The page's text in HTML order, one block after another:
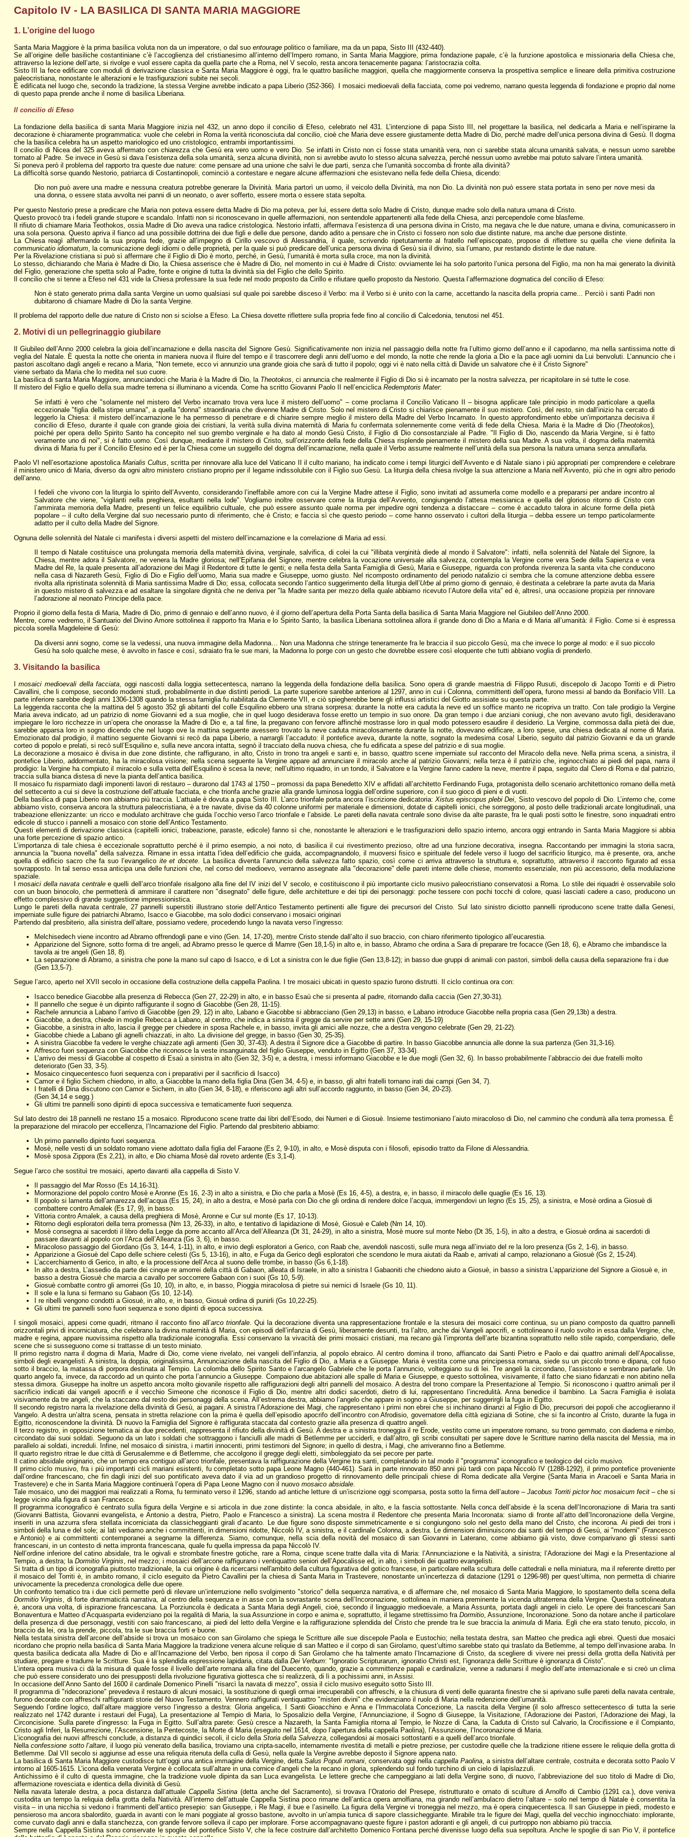
Capitolo IV - LA BASILICA DI SANTA MARIA MAGGIORE
1. L’origine del luogo
Santa Maria Maggiore è la prima basilica voluta non da un imperatore, o dal suo entouragepolitico o familiare, ma da un papa, Sisto III (432-440).
Se all’origine delle basiliche costantiniane c’è l’accoglienza del cristianesimo all’interno dell’Impero romano, in Santa Maria Maggiore, prima fondazione papale, c’è la funzione apostolica e missionaria della Chiesa che,
attraverso la lezione dell’arte, si rivolge e vuol essere capita da quella parte che a Roma, nel V secolo, resta ancora tenacemente pagana: l’aristocrazia colta.
Sisto III la fece edificare con moduli di derivazione classica e Santa Maria Maggiore è oggi, fra le quattro basiliche maggiori, quella che maggiormente conserva la prospettiva semplice e lineare della primitiva costruzione
paleocristiana, nonostante le alterazioni e le trasfigurazioni subite nei secoli.
È edificata nel luogo che, secondo la tradizione, la stessa Vergine avrebbe indicato a papa Liberio (352-366). I mosaici medioevali della facciata, come poi vedremo, narrano questa leggenda di fondazione e proprio dal nome
di questo papa prende anche il nome di basilica Liberiana.
Il concilio di Efeso
La fondazione della basilica di santa Maria Maggiore inizia nel 432, un anno dopo il concilio di Efeso, celebrato nel 431. L’intenzione di papa Sisto III, nel progettare la basilica, nel dedicarla a Maria e nell’ispirarne la
decorazione è chiaramente programmatica: vuole che celebri in Roma la verità riconosciuta dal concilio, cioè che Maria deve essere giustamente detta Madre di Dio, perché madre dell’unica persona divina di Gesù. Il dogma
che la basilica celebra ha un aspetto mariologico ed uno cristologico, entrambi importantissimi.
Il concilio di Nicea del 325 aveva affermato con chiarezza che Gesù era vero uomo e vero Dio. Se infatti in Cristo non ci fosse stata umanità vera, non ci sarebbe stata alcuna umanità salvata, e nessun uomo sarebbe
tornato al Padre. Se invece in Gesù si dava l’esistenza della sola umanità, senza alcuna divinità, non si avrebbe avuto lo stesso alcuna salvezza, perché nessun uomo avrebbe mai potuto salvare l’intera umanità.
Si poneva però il problema del rapporto tra queste due nature: come pensare ad una unione che salvi le due parti, senza che l’umanità soccomba di fronte alla divinità?
La difficoltà sorse quando Nestorio, patriarca di Costantinopoli, cominciò a contestare e negare alcune affermazioni che esistevano nella fede della Chiesa, dicendo:
Dio non può avere una madre e nessuna creatura potrebbe generare la Divinità. Maria partorì un uomo, il veicolo della Divinità, ma non Dio. La divinità non può essere stata portata in seno per nove mesi da
una donna, o essere stata avvolta nei panni di un neonato, o aver sofferto, essere morta o essere stata sepolta.
Per questo Nestorio prese a predicare che Maria non poteva essere detta Madre di Dio ma poteva, per lui, essere detta solo Madre di Cristo, dunque madre solo della natura umana di Cristo.
Questo provocò tra i fedeli grande stupore e scandalo. Infatti non si riconoscevano in quelle affermazioni, non sentendole appartenenti alla fede della Chiesa, anzi percependole come blasfeme.
Il rifiuto di chiamare Maria Teothokos, ossia Madre di Dio aveva una radice cristologica. Nestorio infatti, affermava l’esistenza di una persona divina in Cristo, ma negava che le due nature, umana e divina, comunicassero in
una sola persona. Questo apriva il fianco ad una possibile dottrina dei due figli e delle due persone, dando adito a pensare che in Cristo ci fossero non solo due distinte nature, ma anche due persone distinte.
La Chiesa reagì affermando la sua propria fede, grazie all’impegno di Cirillo vescovo di Alessandria, il quale, scrivendo ripetutamente al fratello nell’episcopato, propose di riflettere su quella che viene definita la
communicatio idiomatum, la comunicazione degli idiomi o delle proprietà, per la quale si può predicare dell’unica persona divina di Gesù sia il divino, sia l’umano, pur restando distinte le due nature.
Per la Rivelazione cristiana si può sì affermare che il Figlio di Dio è morto, perché, in Gesù, l’umanità è morta sulla croce, ma non la divinità.
Lo stesso, dichiarando che Maria è Madre di Dio, la Chiesa asserisce che è Madre di Dio, nel momento in cui è Madre di Cristo: ovviamente lei ha solo partorito l’unica persona del Figlio, ma non ha mai generato la divinità
del Figlio, generazione che spetta solo al Padre, fonte e origine di tutta la divinità sia del Figlio che dello Spirito.
Il concilio che si tenne a Efeso nel 431 vide la Chiesa professare la sua fede nel modo proposto da Cirillo e rifiutare quello proposto da Nestorio. Questa l’affermazione dogmatica del concilio di Efeso:
Non è stato generato prima dalla santa Vergine un uomo qualsiasi sul quale poi sarebbe disceso il Verbo: ma il Verbo si è unito con la carne, accettando la nascita della propria carne... Perciò i santi Padri non
dubitarono di chiamare Madre di Dio la santa Vergine.
Il problema del rapporto delle due nature di Cristo non si sciolse a Efeso. La Chiesa dovette riflettere sulla propria fede fino al concilio di Calcedonia, tenutosi nel 451.
2. Motivi di un pellegrinaggio giubilare
Il Giubileo dell’Anno 2000 celebra la gioia dell’incarnazione e della nascita del Signore Gesù. Significativamente non inizia nel passaggio della notte fra l’ultimo giorno dell’anno e il capodanno, ma nella santissima notte di
veglia del Natale. È questa la notte che orienta in maniera nuova il fluire del tempo e il trascorrere degli anni dell’uomo e del mondo, la notte che rende la gloria a Dio e la pace agli uomini da Lui benvoluti. L’annuncio che i
pastori ascoltano dagli angeli e recano a Maria, "Non temete, ecco vi annunzio una grande gioia che sarà di tutto il popolo; oggi vi è nato nella città di Davide un salvatore che è il Cristo Signore"
viene serbato da Maria che lo medita nel suo cuore.
La basilica di santa Maria Maggiore, annunciandoci che Maria è la Madre di Dio, la Theotokos, ci annuncia che realmente il Figlio di Dio si è incarnato per la nostra salvezza, per ricapitolare in sé tutte le cose.
Il mistero del Figlio e quello della sua madre terrena si illuminano a vicenda. Come ha scritto Giovanni Paolo II nell’enciclica Redemptoris Mater:
Se infatti è vero che "solamente nel mistero del Verbo incarnato trova vera luce il mistero dell’uomo" – come proclama il Concilio Vaticano II – bisogna applicare tale principio in modo particolare a quella
eccezionale "figlia della stirpe umana", a quella "donna" straordinaria che divenne Madre di Cristo. Solo nel mistero di Cristo si chiarisce pienamente il suo mistero. Così, del resto, sin dall’inizio ha cercato di
leggerlo la Chiesa: il mistero dell’incarnazione le ha permesso di penetrare e di chiarire sempre meglio il mistero della Madre del Verbo Incarnato. In questo approfondimento ebbe un’importanza decisiva il
concilio di Efeso, durante il quale con grande gioia dei cristiani, la verità sulla divina maternità di Maria fu confermata solennemente come verità di fede della Chiesa. Maria è la Madre di Dio (Theotokos),
poiché per opera dello Spirito Santo ha concepito nel suo grembo verginale e ha dato al mondo Gesù Cristo, il Figlio di Dio consostanziale al Padre. "Il Figlio di Dio, nascendo da Maria Vergine, si è fatto
veramente uno di noi", si è fatto uomo. Così dunque, mediante il mistero di Cristo, sull’orizzonte della fede della Chiesa risplende pienamente il mistero della sua Madre. A sua volta, il dogma della maternità
divina di Maria fu per il Concilio Efesino ed è per la Chiesa come un suggello del dogma dell’incarnazione, nella quale il Verbo assume realmente nell’unità della sua persona la natura umana senza annullarla.
Paolo VI nell’esortazione apostolica Marialis Cultus, scritta per rinnovare alla luce del Vaticano II il culto mariano, ha indicato come i tempi liturgici dell’Avvento e di Natale siano i più appropriati per comprendere e celebrare
il ministero unico di Maria, diverso da ogni altro ministero cristiano proprio per il legame indissolubile con il Figlio suo Gesù. La liturgia della chiesa rivolge la sua attenzione a Maria nell’Avvento, più che in ogni altro periodo
dell’anno.
I fedeli che vivono con la liturgia lo spirito dell’Avvento, considerando l’ineffabile amore con cui la Vergine Madre attese il Figlio, sono invitati ad assumerla come modello e a prepararsi per andare incontro al
Salvatore che viene, "vigilanti nella preghiera, esultanti nella lode". Vogliamo inoltre osservare come la liturgia dell’Avvento, congiungendo l’attesa messianica e quella del glorioso ritorno di Cristo con
l’ammirata memoria della Madre, presenti un felice equilibrio cultuale, che può essere assunto quale norma per impedire ogni tendenza a distaccare – come è accaduto talora in alcune forme della pietà
popolare – il culto della Vergine dal suo necessario punto di riferimento, che è Cristo; e faccia sì che questo periodo – come hanno osservato i cultori della liturgia – debba essere un tempo particolarmente
adatto per il culto della Madre del Signore.
Ognuna delle solennità del Natale ci manifesta i diversi aspetti del mistero dell’incarnazione e la correlazione di Maria ad essi.
Il tempo di Natale costituisce una prolungata memoria della maternità divina, verginale, salvifica, di colei la cui "illibata verginità diede al mondo il Salvatore": infatti, nella solennità del Natale del Signore, la
Chiesa, mentre adora il Salvatore, ne venera la Madre gloriosa; nell’Epifania del Signore, mentre celebra la vocazione universale alla salvezza, contempla la Vergine come vera Sede della Sapienza e vera
Madre del Re, la quale presenta all’adorazione dei Magi il Redentore di tutte le genti; e nella festa della Santa Famiglia di Gesù, Maria e Giuseppe, riguarda con profonda riverenza la santa vita che conducono
nella casa di Nazareth Gesù, Figlio di Dio e Figlio dell’uomo, Maria sua madre e Giuseppe, uomo giusto. Nel ricomposto ordinamento del periodo natalizio ci sembra che la comune attenzione debba essere
rivolta alla ripristinata solennità di Maria santissima Madre di Dio; essa, collocata secondo l’antico suggerimento della liturgia dell’Urbeal primo giorno di gennaio, è destinata a celebrare la parte avuta da Maria
in questo mistero di salvezza e ad esaltare la singolare dignità che ne deriva per "la Madre santa per mezzo della quale abbiamo ricevuto l’Autore della vita" ed è, altresì, una occasione propizia per rinnovare
l’adorazione al neonato Principe della pace.
Proprio il giorno della festa di Maria, Madre di Dio, primo di gennaio e dell’anno nuovo, è il giorno dell’apertura della Porta Santa della basilica di Santa Maria Maggiore nel Giubileo dell’Anno 2000.
Mentre, come vedremo, il Santuario del Divino Amore sottolinea il rapporto fra Maria e lo Spirito Santo, la basilica Liberiana sottolinea allora il grande dono di Dio a Maria e di Maria all’umanità: il Figlio. Come si è espressa
piccola sorella Magdeleine di Gesù:
Da diversi anni sogno, come se la vedessi, una nuova immagine della Madonna… Non una Madonna che stringe teneramente fra le braccia il suo piccolo Gesù, ma che invece lo porge al modo: e il suo piccolo
Gesù ha solo qualche mese, è avvolto in fasce e così, sdraiato fra le sue mani, la Madonna lo porge con un gesto che dovrebbe essere così eloquente che tutti abbiano voglia di prenderlo.
3. Visitando la basilica
Imosaici medioevali della facciata , oggi nascosti dalla loggia settecentesca, narrano la leggenda della fondazione della basilica. Sono opera di grande maestria di Filippo Rusuti, discepolo di Jacopo Torriti e di Pietro
Cavallini, che li compose, secondo moderni studi, probabilmente in due distinti periodi. La parte superiore sarebbe anteriore al 1297, anno in cui i Colonna, committenti dell’opera, furono messi al bando da Bonifacio VIII. La
parte inferiore sarebbe degli anni 1306-1308 quando la stessa famiglia fu riabilitata da Clemente VII, e ciò spiegherebbe bene gli influssi artistici del Giotto assisiate su questa parte.
La leggenda racconta che la mattina del 5 agosto 352 gli abitanti del colle Esquilino ebbero una strana sorpresa: durante la notte era caduta la neve ed un soffice manto ne ricopriva un tratto. Con tale prodigio la Vergine
Maria aveva indicato, ad un patrizio di nome Giovanni ed a sua moglie, che in quel luogo desiderava fosse eretto un tempio in suo onore. Da gran tempo i due anziani coniugi, che non avevano avuto figli, desideravano
impiegare le loro ricchezze in un’opera che onorasse la Madre di Dio e, a tal fine, la pregavano con fervore affinché mostrasse loro in qual modo potessero esaudire il desiderio. La Vergine, commossa dalla pietà dei due,
sarebbe apparsa loro in sogno dicendo che nel luogo ove la mattina seguente avessero trovato la neve caduta miracolosamente durante la notte, dovevano edificare, a loro spese, una chiesa dedicata al nome di Maria.
Emozionato dal prodigio, il mattino seguente Giovanni si recò da papa Liberio, a narrargli l’accaduto: il pontefice aveva, durante la notte, sognato la medesima cosa! Liberio, seguito dal patrizio Giovanni e da un grande
corteo di popolo e prelati, si recò sull’Esquilino e, sulla neve ancora intatta, segnò il tracciato della nuova chiesa, che fu edificata a spese del patrizio e di sua moglie.
La decorazione a mosaico è divisa in due zone distinte, che raffigurano, in alto, Cristo in trono tra angeli e santi e, in basso, quattro scene imperniate sul racconto del Miracolo della neve. Nella prima scena, a sinistra, il
pontefice Liberio, addormentato, ha la miracolosa visione; nella scena seguente la Vergine appare ad annunciare il miracolo anche al patrizio Giovanni; nella terza è il patrizio che, inginocchiato ai piedi del papa, narra il
prodigio: la Vergine ha compiuto il miracolo e sulla vetta dell’Esquilino è scesa la neve; nell’ultimo riquadro, in un tondo, il Salvatore e la Vergine fanno cadere la neve, mentre il papa, seguito dal Clero di Roma e dal patrizio,
traccia sulla bianca distesa di neve la pianta dell’antica basilica.
Il mosaico fu risparmiato dagli imponenti lavori di restauro – durarono dal 1743 al 1750 – promossi da papa Benedetto XIV e affidati all’architetto Ferdinando Fuga, protagonista dello scenario architettonico romano della metà
del settecento a cui si deve la costruzione dell’attuale facciata, e che trionfa anche grazie alla grande luminosa loggia dell’ordine superiore, con il suo gioco di pieni e di vuoti.
Della basilica di papa Liberio non abbiamo più traccia. L’attuale è dovuta a papa Sisto III. L’arco trionfale porta ancora l’iscrizione dedicatoria: Xistus episcopus plebi Dei , Sisto vescovo del popolo di Dio. L’internoche, come
abbiamo visto, conserva ancora la struttura paleocristiana, è a tre navate, divise da 40 colonne uniformi per materiale e dimensioni, dotate di capitelli ionici, che sorreggono, al posto delle tradizionali arcate longitudinali, una
trabeazione ellenizzante: un ricco e modulato architrave che guida l’occhio verso l’arco trionfale e l’abside. Le pareti della navata centrale sono divise da alte paraste, fra le quali posti sotto le finestre, sono inquadrati entro
edicole di stucco i pannelli a mosaico con storie dell’Antico Testamento.
Questi elementi di derivazione classica (capitelli ionici, trabeazione, paraste, edicole) fanno sì che, nonostante le alterazioni e le trasfigurazioni dello spazio interno, ancora oggi entrando in Santa Maria Maggiore si abbia
una forte percezione di spazio antico.
L’importanza di tale chiesa è eccezionale soprattutto perché è il primo esempio, a noi noto, di basilica il cui rivestimento prezioso, oltre ad una funzione decorativa, insegna. Raccontando per immagini la storia sacra,
annuncia la "buona novella" della salvezza. Rimane in essa intatta l’idea dell’edificio che guida, accompagnandolo, il muoversi fisico e spirituale del fedele verso il luogo del sacrificio liturgico, ma è presente, ora, anche
quella di edificio sacro che fa suo l’evangelico ite et docete. La basilica diventa l’annuncio della salvezza fatto spazio, così come ci arriva attraverso la struttura e, soprattutto, attraverso il racconto figurato ad essa
sovrapposto. In tal senso essa anticipa una delle funzioni che, nel corso del medioevo, verranno assegnate alla "decorazione" delle pareti interne delle chiese, momento essenziale, non più accessorio, della modulazione
spaziale.
Imosaici della navata centralee quelli dell’arco trionfale risalgono alla fine del IV inizi del V secolo, e costituiscono il più importante ciclo musivo paleocristiano conservatosi a Roma. Lo stile dei riquadri è osservabile solo
con un buon binocolo, che permetterà di ammirare il carattere non "disegnato" delle figure, delle architetture e dei tipi dei personaggi: poche tessere con pochi tocchi di colore, quasi lasciati cadere a caso, producono un
effetto complessivo di grande suggestione impressionistica.
Lungo le pareti della navata centrale, 27 pannelli superstiti illustrano storie dell’Antico Testamento pertinenti alle figure dei precursori del Cristo. Sul lato sinistro diciotto pannelli riproducono scene tratte dalla Genesi,
imperniate sulle figure dei patriarchi Abramo, Isacco e Giacobbe, ma solo dodici conservano i mosaici originari
Partendo dal presbiterio, alla sinistra dell’altare, possiamo vedere, procedendo lungo la navata verso l’ingresso:
Melchisedech viene incontro ad Abramo offrendogli pane e vino (Gen. 14, 17-20), mentre Cristo stende dall’alto il suo braccio, con chiaro riferimento tipologico all’eucarestia.
Apparizione del Signore, sotto forma di tre angeli, ad Abramo presso le querce di Mamre (Gen 18,1-5) in alto e, in basso, Abramo che ordina a Sara di preparare tre focacce (Gen 18, 6), e Abramo che imbandisce la
tavola ai tre angeli (Gen 18, 8).
La separazione di Abramo, a sinistra che pone la mano sul capo di Isacco, e di Lot a sinistra con le due figlie (Gen 13,8-12); in basso due gruppi di animali con pastori, simboli della causa della separazione fra i due
(Gen 13,5-7).
Segue l’arco, aperto nel XVII secolo in occasione della costruzione della cappella Paolina. I tre mosaici ubicati in questo spazio furono distrutti. Il ciclo continua ora con:
Isacco benedice Giacobbe alla presenza di Rebecca (Gen 27, 22-29) in alto, e in basso Esaù che si presenta al padre, ritornando dalla caccia (Gen 27,30-31).
Il pannello che segue è un dipinto raffigurante il sogno di Giacobbe (Gen 28, 11-15).
Rachele annuncia a Labano l’arrivo di Giacobbe (gen 29, 12) in alto, Labano e Giacobbe si abbracciano (Gen 29,13) in basso, e Labano introduce Giacobbe nella propria casa (Gen 29,13b) a destra.
Giacobbe, a destra, chiede in moglie Rebecca a Labano, al centro, che indica a sinistra il gregge da servire per sette anni (Gen 29, 15-19)
Giacobbe, a sinistra in alto, lascia il gregge per chiedere in sposa Rachele e, in basso, invita gli amici alle nozze, che a destra vengono celebrate (Gen 29, 21-22).
Giacobbe chiede a Labano gli agnelli chiazzati, in alto. La divisione del gregge, in basso (Gen 30, 25-35).
A sinistra Giacobbe fa vedere le verghe chiazzate agli armenti (Gen 30, 37-43). A destra il Signore dice a Giacobbe di partire. In basso Giacobbe annuncia alle donne la sua partenza (Gen 31,3-16).
Affresco fuori sequenza con Giacobbe che riconosce la veste insanguinata del figlio Giuseppe, venduto in Egitto (Gen 37, 33-34).
L’arrivo dei messi di Giacobbe al cospetto di Esaù a sinistra in alto (Gen 32, 3-5) e, a destra, i messi informano Giacobbe e le due mogli (Gen 32, 6). In basso probabilmente l’abbraccio dei due fratelli molto
deteriorato (Gen 33, 3-5).
Mosaico cinquecentesco fuori sequenza con i preparativi per il sacrificio di Isacco)
Camor e il figlio Sichem chiedono, in alto, a Giacobbe la mano della figlia Dina (Gen 34, 4-5) e, in basso, gli altri fratelli tornano irati dai campi (Gen 34, 7).
I fratelli di Dina discutono con Camor e Sichem, in alto (Gen 34, 8-18), e riferiscono agli altri sull’accordo raggiunto, in basso (Gen 34, 20-23).
(Gen 34,14 e segg.)
Gli ultimi tre pannelli sono dipinti di epoca successiva e tematicamente fuori sequenza.
Sul lato destro dei 18 pannelli ne restano 15 a mosaico. Riproducono scene tratte dai libri dell’Esodo, dei Numeri e di Giosuè. Insieme testimoniano l’aiuto miracoloso di Dio, nel cammino che condurrà alla terra promessa. È
la preparazione del miracolo per eccellenza, l’Incarnazione del Figlio. Partendo dal presbiterio abbiamo:
Un primo pannello dipinto fuori sequenza.
Mosè, nelle vesti di un soldato romano viene adottato dalla figlia del Faraone (Es 2, 9-10), in alto, e Mosè disputa con i filosofi, episodio tratto da Filone di Alessandria.
Mosè sposa Zippora (Es 2,21), in alto, e Dio chiama Mosè dal roveto ardente (Es 3,1-4).
Segue l’arco che sostituì tre mosaici, aperto davanti alla cappella di Sisto V.
Il passaggio del Mar Rosso (Es 14,16-31).
Mormorazione del popolo contro Mosè e Aronne (Es 16, 2-3) in alto a sinistra, e Dio che parla a Mosè (Es 16, 4-5), a destra, e, in basso, il miracolo delle quaglie (Es 16, 13).
Il popolo si lamenta dell’amarezza dell’acqua (Es 15, 24), in alto a destra, e Mosè parla con Dio che gli ordina di rendere dolce l’acqua, immergendovi un legno (Es 15, 25), a sinistra, e Mosè ordina a Giosuè di
combattere contro Amalek (Es 17, 9), in basso.
Vittoria contro Amalek, a causa della preghiera di Mosè, Aronne e Cur sul monte (Es 17, 10-13).
Ritorno degli esploratori della terra promessa (Nm 13, 26-33), in alto, e tentativo di lapidazione di Mosè, Giosuè e Caleb (Nm 14, 10).
Mosè consegna ai sacerdoti il libro della Legge da porre accanto all’Arca dell’Alleanza (Dt 31, 24-29), in alto a sinistra, Mosè muore sul monte Nebo (Dt 35, 1-5), in alto a destra, e Giosuè ordina ai sacerdoti di
passare davanti al popolo con l’Arca dell’Alleanza (Gs 3, 6), in basso.
Miracoloso passaggio del Giordano (Gs 3, 14-4, 1-11), in alto, e invio degli esploratori a Gerico, con Raab che, avendoli nascosti, sulle mura nega all’inviato del re la loro presenza (Gs 2, 1-6), in basso.
Apparizione a Giosuè del Capo delle schiere celesti (Gs 5, 13-16), in alto, e Fuga da Gerico degli esploratori che scendono le mura aiutati da Raab e, arrivati al campo, relazionano a Giosuè (Gs 2, 15-24).
L’accerchiamento di Gerico, in alto, e la processione dell’Arca al suono delle trombe, in basso (Gs 6,1-18).
In alto a destra, L’assedio da parte dei cinque re amorrei della città di Gabaon, alleata di Israele, in alto a sinistra I Gabaoniti che chiedono aiuto a Giosuè, in basso a sinistra L’apparizione del Signore a Giosuè e, in
basso a destra Giosuè che marcia a cavallo per soccorrere Gabaon con i suoi (Gs 10, 5-9).
Giosuè combatte contro gli amorrei (Gs 10, 10), in alto, e, in basso, Pioggia miracolosa di pietre sui nemici di Israele (Gs 10, 11).
Il sole e la luna si fermano su Gabaon (Gs 10, 12-14).
I re ribelli vengono condotti a Giosuè, in alto, e, in basso, Giosuè ordina di punirli (Gs 10,22-25).
Gli ultimi tre pannelli sono fuori sequenza e sono dipinti di epoca successiva.
I singoli mosaici, appesi come quadri, ritmano il racconto fino all’arco trionfale. Qui la decorazione diventa una rappresentazione frontale e la stesura dei mosaici corre continua, su un piano composto da quattro pannelli
orizzontali privi di incorniciatura, che celebrano la divina maternità di Maria, con episodi dell’infanzia di Gesù, liberamente desunti, tra l’altro, anche dai Vangeli apocrifi, e sottolineano il ruolo svolto in essa dalla Vergine, che,
madre e regina, appare nuovissima rispetto alla tradizionale iconografia. Essi conservano la vivacità dei primi mosaici cristiani, ma recano già l’impronta dell’arte bizantina soprattutto nello stile rapido, compendiario, delle
scene che si susseguono come si trattasse di un testo miniato.
Il primo registro narra il dogma di Maria, Madre di Dio, come viene rivelato, nei vangeli dell’infanzia, al popolo ebraico. Al centro domina il trono, affiancato dai Santi Pietro e Paolo e dai quattro animali dell’Apocalisse,
simboli degli evangelisti. A sinistra, la doppia, originalissima, Annunciazione della nascita del Figlio di Dio, a Maria e a Giuseppe. Maria è vestita come una principessa romana, siede su un piccolo trono e dipana, col fuso
sotto il braccio, la matassa di porpora destinata al Tempio. La colomba dello Spirito Santo e l’arcangelo Gabriele che le porta l’annuncio, volteggiano su di lei. Tre angeli la circondano, l’assistono e sembrano parlarle. Un
quarto angelo fa, invece, da raccordo ad un quinto che porta l’annuncio a Giuseppe. Compaiono due abitazioni alle spalle di Maria e Giuseppe, e questo sottolinea, visivamente, il fatto che siano fidanzati e non abitino nella
stessa dimora. Giuseppe ha inoltre un aspetto ancora molto giovanile rispetto alle raffigurazioni degli altri pannelli del mosaico. A destra del trono compare la Presentazione al Tempio. Si riconoscono i quattro animali per il
sacrificio indicati dai vangeli apocrifi e il vecchio Simeone che riconosce il Figlio di Dio, mentre altri dodici sacerdoti, dietro di lui, rappresentano l’incredulità. Anna benedice il bambino. La Sacra Famiglia è isolata
visivamente da tre angeli, che la staccano dal resto dei personaggi della scena. All’estrema destra, abbiamo l’angelo che appare in sogno a Giuseppe, per suggerirgli la fuga in Egitto.
Il secondo registro narra la rivelazione della divinità di Gesù, ai pagani. A sinistra l’Adorazione dei Magi, che rappresentano i primi non ebrei che si inchinano dinanzi al Figlio di Dio, precursori dei popoli che accoglieranno il
Vangelo. A destra un’altra scena, pensata in stretta relazione con la prima è quella dell’episodio apocrifo dell’incontro con Afrodisio, governatore della città egiziana di Sotine, che si fa incontro al Cristo, durante la fuga in
Egitto, riconoscendone la divinità. Di nuovo la Famiglia del Signore è raffigurata staccata dal contesto grazie alla presenza di quattro angeli.
Il terzo registro, in opposizione tematica ai due precedenti, rappresenta il rifiuto della divinità di Gesù. A destra e a sinistra troneggia il re Erode, vestito come un imperatore romano, su trono gemmato, con diadema e nimbo,
circondato dai suoi soldati. Seguono da un lato i soldati che sottraggono i fanciulli alle madri di Betlemme per ucciderli, e dall’altro, gli scribi consultati per sapere dove le Scritture narrino della nascita del Messia, ma in
parallelo ai soldati, increduli. Infine, nel mosaico di sinistra, i martiri innocenti, primi testimoni del Signore; in quello di destra, i Magi, che arriveranno fino a Betlemme.
Il quarto registro ritrae le due città di Gerusalemme e di Betlemme, che accolgono il gregge degli eletti, simboleggiato da sei pecore per parte.
Il catino absidale originario, che un tempo era contiguo all’arco trionfale, presentava la raffigurazione della Vergine tra santi, completando in tal modo il "programma" iconografico e teologico del ciclo musivo.
Il primo ciclo musivo, fra i più importanti cicli mariani esistenti, fu completato sotto papa Leone Magno (440-461). Sarà in parte rinnovato 850 anni più tardi con papa Niccolò IV (1288-1292), il primo pontefice proveniente
dall’ordine francescano, che fin dagli inizi del suo pontificato aveva dato il via ad un grandioso progetto di rinnovamento delle principali chiese di Roma dedicate alla Vergine (Santa Maria in Aracoeli e Santa Maria in
Trastevere) e che in Santa Maria Maggiore continuerà l’opera di Papa Leone Magno con il nuovo mosaico absidale.
Tale mosaico, uno dei maggiori mai realizzati a Roma, fu terminato verso il 1296, stando ad antiche letture di un’iscrizione oggi scomparsa, posta sotto la firma dell’autore – Jacobus Torriti pictor hoc mosaicum fecit – che si
legge vicino alla figura di san Francesco.
Il programma iconografico è centrato sulla figura della Vergine e si articola in due zone distinte: la conca absidale, in alto, e la fascia sottostante. Nella conca dell’abside è la scena dell’Incoronazione di Maria tra santi
(Giovanni Battista, Giovanni evangelista, e Antonio a destra, Pietro, Paolo e Francesco a sinistra). La scena mostra il Redentore che presenta Maria Incoronata: siamo di fronte all’atto dell’Incoronazione della Vergine,
inseriti in una azzurra sfera stellata incorniciata da classicheggianti girali d’acanto. Le due figure sono disposte simmetricamente e si congiungono solo nel gesto della mano del Cristo, che incorona. Ai piedi dei troni i
simboli della luna e del sole; ai lati vediamo anche i committenti, in dimensioni ridotte, Niccolò IV, a sinistra, e il cardinale Colonna, a destra. Le dimensioni diminuiscono dai santi del tempo di Gesù, ai "moderni" (Francesco
e Antonio) e ai committenti contemporanei a segnarne la differenza. Siamo, comunque, nella scia della novità del mosaico di san Giovanni in Laterano, come abbiamo già visto, dove comparivano gli stessi santi
francescani, in un contesto di netta impronta francescana, quale fu quella impressa da papa Niccolò IV.
Nell’ordine inferiore del catino absidale, tra le ogivali e strombate finestre gotiche, rare a Roma, cinque scene tratte dalla vita di Maria: l’Annunciazione e la Natività, a sinistra; l’Adorazione dei Magi e la Presentazione al
Tempio, a destra; la Dormitio Virginis, nel mezzo; i mosaici dell’arcone raffigurano i ventiquattro seniori dell’Apocalisse ed, in alto, i simboli dei quattro evangelisti.
Si tratta di un tipo di iconografia piuttosto tradizionale, la cui origine è da ricercarsi nell'ambito della cultura figurativa del gotico francese, in particolare nella scultura delle cattedrali e nella miniatura, ma il referente diretto per
il mosaico del Torriti è, in ambito romano, il ciclo eseguito da Pietro Cavallini per la chiesa di Santa Maria in Trastevere, nonostante un’incertezza di datazione (1291 o 1296-98) per quest’ultima, non permetta di chiarire
univocamente la precedenza cronologica delle due opere.
Un confronto tematico tra i due cicli permette però di rilevare un’interruzione nello svolgimento "storico" della sequenza narrativa, e di affermare che, nel mosaico di Santa Maria Maggiore, lo spostamento della scena della
Dormitio Virginis, di forte drammaticità narrativa, al centro della sequenza e in asse con la sovrastante scena dell’Incoronazione, sottolinea in maniera preminente la vicenda ultraterrena della Vergine. Questa sottolineatura
è, ancora una volta, di ispirazione francescana. La Porziuncola è dedicata a Santa Maria degli Angeli, cioè, secondo il linguaggio medioevale, a Maria Assunta, portata dagli angeli in cielo. Le opere dei francescani San
Bonaventura e Matteo d’Acquasparta evidenziano poi la regalità di Maria, la sua Assunzione in corpo e anima e, soprattutto, il legame strettissimo fraDormitio, Assunzione, Incoronazione. Sono da notare anche il particolare
della presenza di due personaggi, vestiti con saio francescano, ai piedi del letto della Vergine e la raffigurazione splendida del Cristo che prende tra le sue braccia la animuladi Maria. Egli che era stato tenuto, piccolo, in
braccio da lei, ora la prende, piccola, tra le sue braccia forti e buone.
Nella testata sinistra dell’arcone dell’abside si trova un mosaico con san Girolamo che spiega le Scritture alle sue discepole Paola e Eustochio; nella testata destra, san Matteo che predica agli ebrei. Questi due mosaici
ricordano che proprio nella basilica di Santa Maria Maggiore la tradizione venera alcune reliquie di san Matteo e il corpo di san Girolamo, quest’ultimo sarebbe stato qui traslato da Betlemme, al tempo dell’invasione araba. In
questa basilica dedicata alla Madre di Dio e all’Incarnazione del Verbo, ben riposa il corpo di San Girolamo che ha talmente amato l’Incarnazione di Cristo, da scegliere di vivere nei pressi della grotta della Natività per
studiare, pregare e tradurre le Scritture. Sua è la splendida espressione lapidaria, citata dalla Dei Verbum: "Ignoratio Scripturarum, ignoratio Christi est, l’ignoranza delle Scritture è ignoranza di Cristo".
L’intera opera musiva ci dà la misura di quale fosse il livello dell’arte romana alla fine del Duecento, quando, grazie a committenze papali e cardinalizie, venne a radunarsi il meglio dell’arte internazionale e si creò un clima
che può essere considerato uno dei presupposti della rivoluzione figurativa giottesca che si realizzerà, di lì a pochissimi anni, in Assisi.
In occasione dell’Anno Santo del 1600 il cardinale Domenico Pinelli "risarcì la navata di mezzo", ossia il ciclo musivo eseguito sotto Sisto III.
Il programma di "ridecorazione" prevedeva il restauro di alcuni mosaici, la sostituzione di quegli ormai irrecuperabili con affreschi, e la chiusura di venti delle quaranta finestre che si aprivano sulle pareti della navata centrale,
furono decorate con affreschi raffiguranti storie del Nuovo Testamento. Vennero raffigurati ventiquattro "misteri divini" che evidenziano il ruolo di Maria nella redenzione dell’umanità.
Seguendo l’ordine logico, dall’altare maggiore verso l’ingresso a destra: Gloria angelica, I Santi Gioacchino e Anna e l’Immacolata Concezione, La nascita della Vergine (il solo affresco settecentesco di tutta la serie
realizzato nel 1742 durante i restauri del Fuga), La presentazione al Tempio di Maria, lo Sposalizio della Vergine, l’Annunciazione, il Sogno di Giuseppe, la Visitazione, l’Adorazione dei Pastori, l’Adorazione dei Magi, la
Circoncisione. Sulla parete d’ingresso: la Fuga in Egitto. Sull’altra parete: Gesù cresce a Nazareth, la Santa Famiglia ritorna al Tempio, le Nozze di Cana, la Caduta di Cristo sul Calvario, la Crocifissione e il Compianto,
Cristo agli Inferi, la Resurrezione, l’Ascensione, la Pentecoste, la Morte di Maria (eseguito nel 1614, dopo l’apertura della cappella Paolina), l’Assunzione, l’Incoronazione di Maria.
L’iconografia dei nuovi affreschi conclude, a distanza di quindici secoli, il ciclo della Storia della Salvezza, collegandosi ai mosaici sottostanti e a quelli dell’arco trionfale.
Nellaconfessione sotto l’altare, il luogo più venerato della basilica, troviamo una cripta-sacello, internamente rivestita di metalli e pietre preziose, per custodire quelle che la tradizione ritiene essere le reliquie della grotta di
Betlemme. Dal VII secolo si aggiunse ad esse una reliquia ritenuta della culla di Gesù, nella quale la Vergine avrebbe deposto il Signore appena nato.
La basilica di Santa Maria Maggiore custodisce tutt’oggi una antica immagine della Vergine, dettaSalus Populi romani, conservata oggi nella cappella Paolina, a sinistra dell’altare centrale, costruita e decorata sotto Paolo V
intorno al 1605-1615. L’icona della venerata Vergine è collocata sull’altare in una cornice d’angeli che la recano in gloria, splendendo sul fondo turchino di un cielo di lapislazzuli.
Antichissimo è il culto di questa immagine, che la tradizione vuole dipinta da san Luca evangelista. Le lettere greche che campeggiano ai lati della Vergine sono, di nuovo, l’abbreviazione del suo titolo di Madre di Dio,
affermazione rovesciata e identica della divinità di Gesù.
Nella navata laterale destra, a poca distanza dall’attuale Cappella Sistina (detta anche del Sacramento), si trovava l’Oratorio del Presepe, ristrutturato e ornato di sculture di Arnolfo di Cambio (1291 ca.), dove veniva
custodita un tempo la reliquia della grotta della Natività. All’interno dell’attuale Cappella Sistina poco rimane dell’antica opera arnolfiana, ma girando nell’ambulacro dietro l’altare – solo nel tempo di Natale è consentita la
visita – in una nicchia si vedono i frammenti dell’antico presepio: san Giuseppe, i Re Magi, il bue e l’asinello. La figura della Vergine vi troneggia nel mezzo, ma è opera cinquecentesca. Il san Giuseppe in piedi, modesto e
pensieroso ma ancora sbalordito, guarda in avanti con le mani poggiate al grosso bastone, avvolto in un’ampia tunica di sapore classicheggiante. Mirabile tra le figure dei Magi, quella del vecchio inginocchiato: implorante,
come curvato dagli anni e dalla stanchezza, con grande fervore solleva il capo per implorare. Forse accompagnavano queste figure i pastori adoranti e gli angeli, di cui purtroppo non abbiamo più traccia.
Sempre nella Cappella Sistina sono conservate le spoglie del pontefice Sisto V, che la fece costruire dall’architetto Domenico Fontana perché divenisse luogo della sua sepoltura. Anche le spoglie di san Pio V, il pontefice